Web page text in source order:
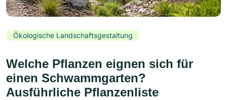
Ökologische Landschaftsgestaltung
Welche Pflanzen eignen sich für
einen Schwammgarten?
Ausführliche Pflanzenliste